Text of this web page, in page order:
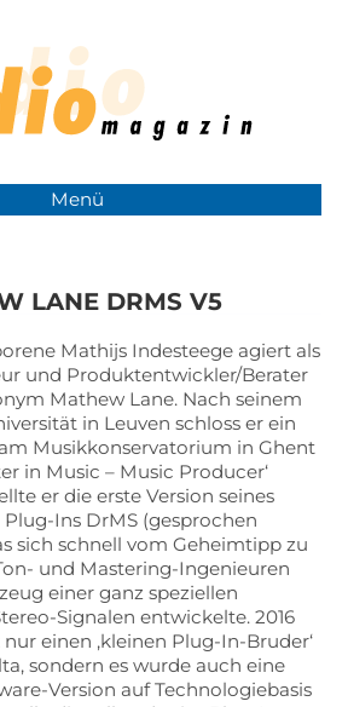
Menü
LANE DRMS V5
Mathijs Indesteege agiert als
und Produktentwickler/Berater
Mathew Lane. Nach seinem
in Leuven schloss er ein
Musikkonservatorium in Ghent
in Music – Music Producer‘
er die erste Version seines
Ins DrMS (gesprochen
sich schnell vom Geheimtipp zu
und Mastering-Ingenieuren
einer ganz speziellen
Signalen entwickelte. 2016
einen ‚kleinen Plug-In-Bruder‘
sondern es wurde auch eine
Version auf Technologiebasis